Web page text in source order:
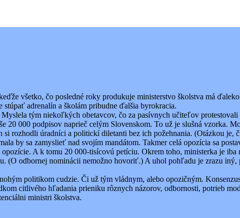
všetko, čo posledné roky produkuje ministerstvo školstva má
adrenalín a školám pribudne ďalšia byrokracia.
tým niekoľkých obetavcov, čo za pasívnych učiteľov
20 000 podpisov naprieč celým Slovenskom. To už je slušná vzorka.
rozhodli úradníci a politickí diletanti bez ich požehnania. (Otázkou
by sa zamyslieť nad svojím mandátom. Takmer celá opozícia sa
A k tomu 20 000-tisícovú petíciu. Okrem toho, ministerka je iba
odbornej nominácii nemožno hovoriť.) A uhol pohľadu je zrazu
politikom cudzie. Či už tým vládnym, alebo opozičným.
citlivého hľadania prieniku rôznych názorov, odbornosti, potrieb
ministri školstva.